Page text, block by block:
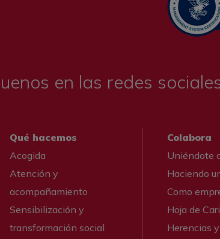
en las redes
Qué hacemos
Acogida
Atención y
acompañamiento
Sensibilización y
transformación social
Colabora
Uniéndote
Haciendo
Como
Hoja de
Herencias